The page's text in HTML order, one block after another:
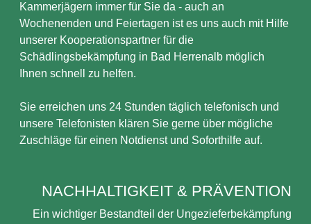
Kammerjägern immer für Sie da - auch an
Wochenenden und Feiertagen ist es uns auch mit Hilfe
unserer Kooperationspartner für die
Schädlingsbekämpfung in Bad Herrenalb möglich
Ihnen schnell zu helfen.
Sie erreichen uns 24 Stunden täglich telefonisch und
unsere Telefonisten klären Sie gerne über mögliche
Zuschläge für einen Notdienst und Soforthilfe auf.
NACHHALTIGKEIT & PRÄVENTION
Ein wichtiger Bestandteil der Ungezieferbekämpfung